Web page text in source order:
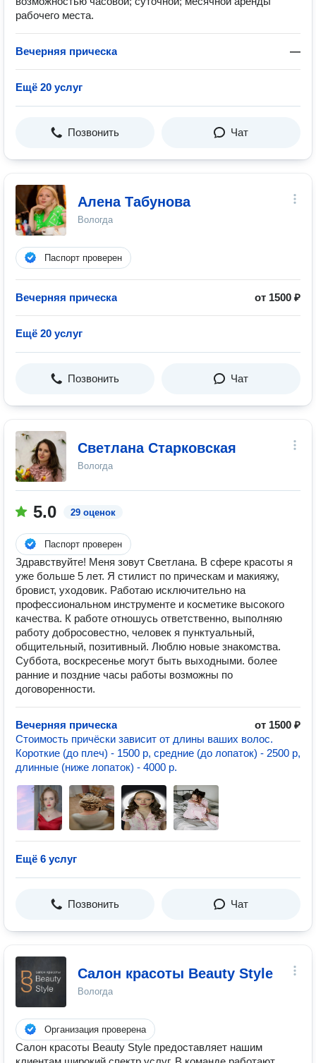
рабочего места.
Вечерняя прическа —
Ещё 20 услуг
Позвонить Чат
Алена Табунова
Вологда
Паспорт проверен
Вечерняя прическа от 1500 ₽
Ещё 20 услуг
Позвонить Чат
Светлана Старковская
Вологда
5.0 29 оценок
Паспорт проверен
Здравствуйте! Меня зовут Светлана. В сфере красоты я
уже больше 5 лет. Я стилист по прическам и макияжу,
бровист, уходовик. Работаю исключительно на
профессиональном инструменте и косметике высокого
качества. К работе отношусь ответственно, выполняю
работу добросовестно, человек я пунктуальный,
общительный, позитивный. Люблю новые знакомства.
Суббота, воскресенье могут быть выходными. более
ранние и поздние часы работы возможны по
договоренности.
Вечерняя прическа
от 1500 ₽
Стоимость причёски зависит от длины ваших волос.
Короткие (до плеч) - 1500 р, средние (до лопаток) - 2500 р,
длинные (ниже лопаток) - 4000 р.
Ещё 6 услуг
Позвонить Чат
Салон красоты Beauty Style
Вологда
Организация проверена
Салон красоты Beauty Style предоставляет нашим